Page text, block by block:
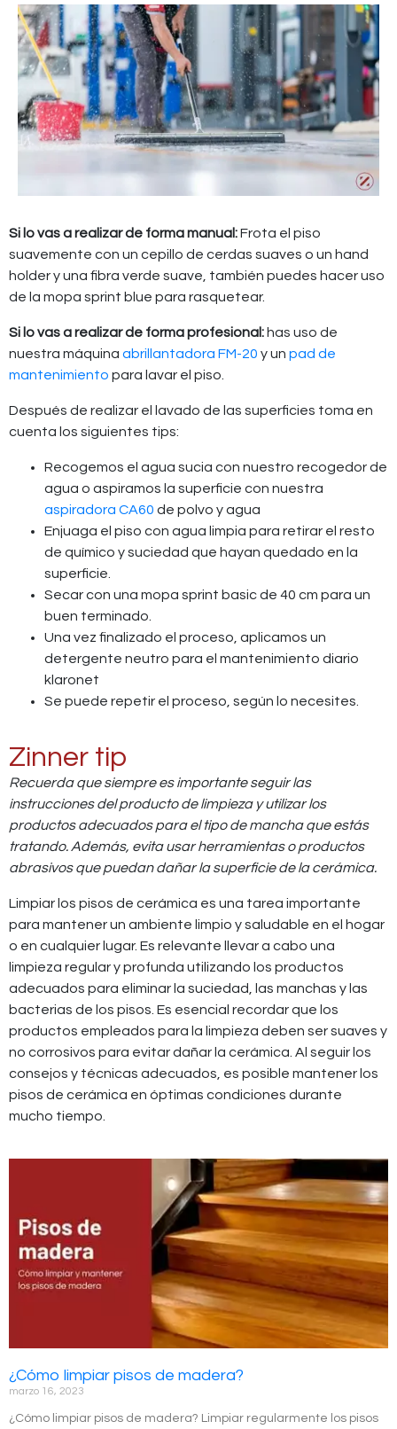
Si lo vas a realizar de forma manual:Frota el piso
suavemente con un cepillo de cerdas suaves o un hand
holder y una fibra verde suave, también puedes hacer uso
de la mopa sprint blue para rasquetear.
Si lo vas a realizar de forma profesional: has uso de
nuestra máquina abrillantadora FM-20 y un pad de
mantenimiento para lavar el piso.
Después de realizar el lavado de las superficies toma en
cuenta los siguientes tips:
Recogemos el agua sucia con nuestro recogedor de
agua o aspiramos la superficie con nuestra
aspiradora CA60 de polvo y agua
Enjuaga el piso con agua limpia para retirar el resto
de químico y suciedad que hayan quedado en la
superficie.
Secar con una mopa sprint basic de 40 cm para un
buen terminado.
Una vez finalizado el proceso, aplicamos un
detergente neutro para el mantenimiento diario
klaronet
Se puede repetir el proceso, según lo necesites.
Zinner tip
Recuerda que siempre es importante seguir las
instrucciones del producto de limpieza y utilizar los
productos adecuados para el tipo de mancha que estás
tratando. Además, evita usar herramientas o productos
abrasivos que puedan dañar la superficie de la cerámica.
Limpiar los pisos de cerámica es una tarea importante
para mantener un ambiente limpio y saludable en el hogar
o en cualquier lugar. Es relevante llevar a cabo una
limpieza regular y profunda utilizando los productos
adecuados para eliminar la suciedad, las manchas y las
bacterias de los pisos. Es esencial recordar que los
productos empleados para la limpieza deben ser suaves y
no corrosivos para evitar dañar la cerámica. Al seguir los
consejos y técnicas adecuados, es posible mantener los
pisos de cerámica en óptimas condiciones durante
mucho tiempo.
¿Cómo limpiar pisos de madera?
marzo 16, 2023
¿Cómo limpiar pisos de madera? Limpiar regularmente los pisos